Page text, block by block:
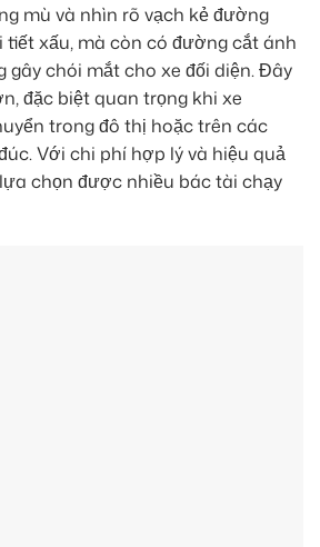
mù và nhìn rõ vạch kẻ đường
xấu, mà còn có đường cắt ánh
gây chói mắt cho xe đối diện. Đây
đặc biệt quan trọng khi xe
trong đô thị hoặc trên các
Với chi phí hợp lý và hiệu quả
chọn được nhiều bác tài chạy